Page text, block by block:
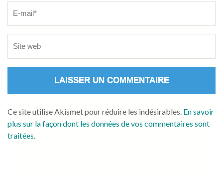
Ce site utilise Akismet pour réduire les indésirables. En savoir
plus sur la façon dont les données de vos commentaires sont
traitées.